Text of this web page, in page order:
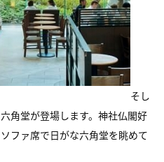
そし
角堂が登場します。神社仏閣好
ファ席で日がな六角堂を眺めて